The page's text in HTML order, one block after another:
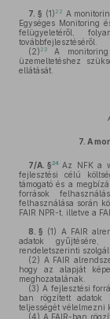
7. § (1) 22 A
Egységes Monitoring
felügyeletéről,
továbbfejlesztéséről.
(2) 23
A
üzemeltetéshez
ellátását.
7. A
7/A. §24 Az NFK a
fejlesztési célú
támogató és a
források
felhasználása során
FAIR NPR-t, illetve a
8. § (1) A FAIR
adatok gyűjtésére,
rendeletszerinti
(2) A FAIR
hogy az alapját
meghozatalának.
(3) A fejlesztési
ban rögzített adatok
teljességét vélelmezni
(4) A FAIR-ban